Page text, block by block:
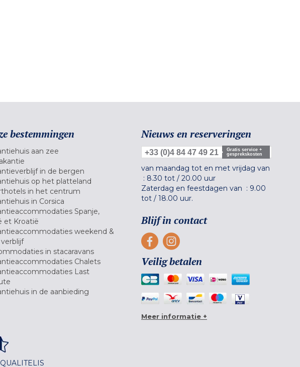
bestemmingen
aan zee
in de bergen
op het platteland
in het centrum
in Corsica
Spanje,
et Kroatië
weekend &
in stacaravans
Chalets
Last
in de aanbieding
Nieuws en reserveringen
+33 (0)4 84 47 49 21
Gratis service +
gesprekskosten
van maandag tot en met vrijdag van
: 8.30 tot / 20.00 uur
Zaterdag en feestdagen van : 9.00
tot / 18.00 uur.
Blijf in contact
Veilig betalen
Meer informatie +